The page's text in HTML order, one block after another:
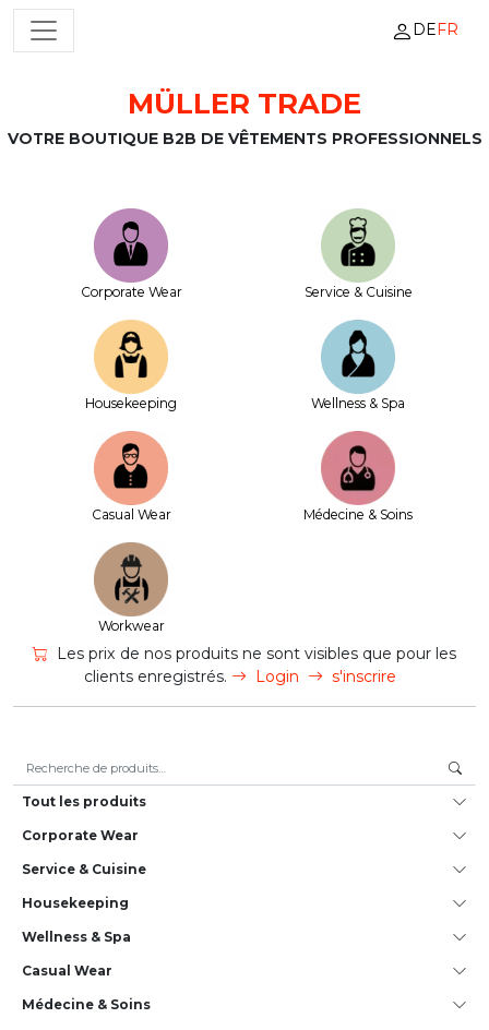
Passer au contenu
NAVIGATION PRINCIPALE DEFR
MÜLLER TRADE
VOTRE BOUTIQUE B2B DE VÊTEMENTS PROFESSIONNELS
Corporate Wear Service & Cuisine
House­keeping Wellness & Spa
Casual Wear Médecine & Soins
Workwear
Les prix de nos produits ne sont visibles que pour les
clients enregistrés.
Login s'inscrire
Tout les produits
Corporate Wear
Service & Cuisine
House­keeping
Wellness & Spa
Casual Wear
Médecine & Soins